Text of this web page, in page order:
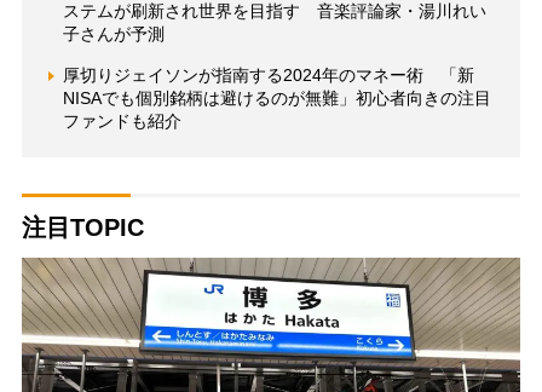
ステムが刷新され世界を目指す 音楽評論家・湯川れい
子さんが予測
厚切りジェイソンが指南する2024年のマネー術 「新
NISAでも個別銘柄は避けるのが無難」初心者向きの注目
ファンドも紹介
注目TOPIC